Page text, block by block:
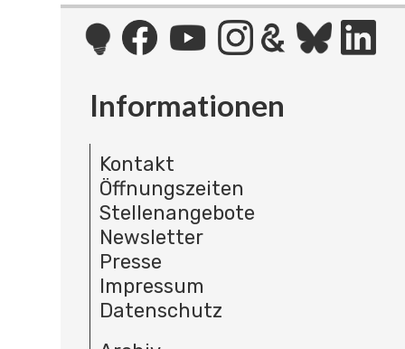
Informationen
Kontakt
Öffnungszeiten
Stellenangebote
Newsletter
Presse
Impressum
Datenschutz